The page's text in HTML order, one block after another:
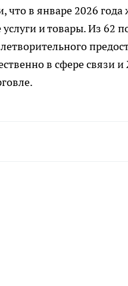
что в январе 2026
услуги и товары. Из 62
в сфере связи